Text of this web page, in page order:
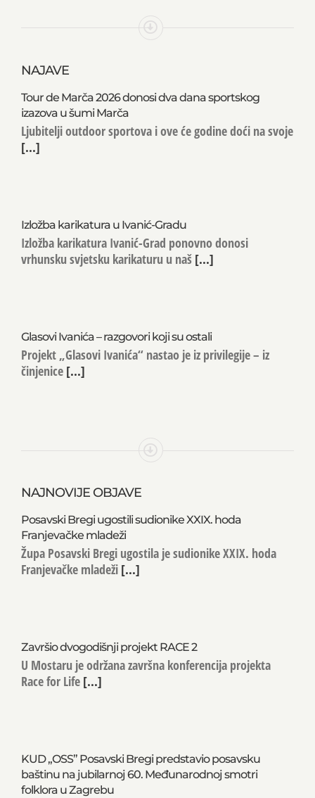
NAJAVE
Tour de Marča 2026 donosi dva dana sportskog
izazova u šumi Marča
Ljubitelji outdoor sportova i ove će godine doći na svoje
[...]
Izložba karikatura u Ivanić-Gradu
Izložba karikatura Ivanić-Grad ponovno donosi
vrhunsku svjetsku karikaturu u naš [...]
Glasovi Ivanića – razgovori koji su ostali
Projekt „Glasovi Ivanića“ nastao je iz privilegije – iz
činjenice [...]
NAJNOVIJE OBJAVE
Posavski Bregi ugostili sudionike XXIX. hoda
Franjevačke mladeži
Župa Posavski Bregi ugostila je sudionike XXIX. hoda
Franjevačke mladeži [...]
Završio dvogodišnji projekt RACE 2
U Mostaru je održana završna konferencija projekta
Race for Life [...]
KUD „OSS” Posavski Bregi predstavio posavsku
baštinu na jubilarnoj 60. Međunarodnoj smotri
folklora u Zagrebu